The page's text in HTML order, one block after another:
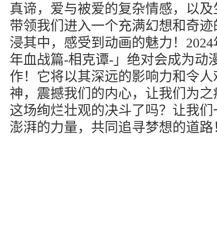
真谛，爱与被爱的复杂情感，以
带领我们进入一个充满幻想和奇
浸其中，感受到动画的魅力！
年血战篇-相克谭-」绝对会成为动
作！它将以其深远的影响力和令
神，震撼我们的内心，让我们为
这场绚烂壮观的决斗了吗？让我
澎湃的力量，共同追寻梦想的道路